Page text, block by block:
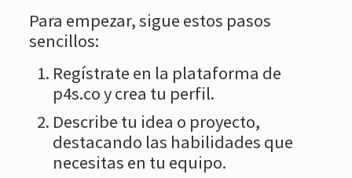
Para empezar, sigue estos pasos
sencillos:
Regístrate en la plataforma de
p4s.co y crea tu perfil.
Describe tu idea o proyecto,
destacando las habilidades que
necesitas en tu equipo.